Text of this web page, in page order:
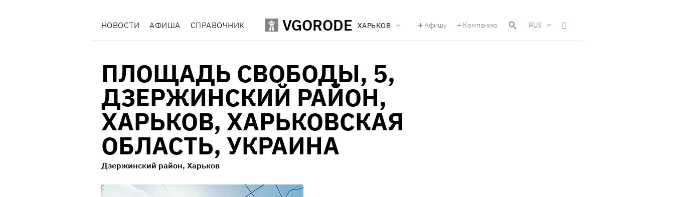
НОВОСТИ АФИША СПРАВОЧНИК VGORODE ХАРЬКОВ Афишу Компанию RUS
ПЛОЩАДЬ СВОБОДЫ, 5,
ДЗЕРЖИНСКИЙ РАЙОН,
ХАРЬКОВ, ХАРЬКОВСКАЯ
ОБЛАСТЬ, УКРАИНА
Дзержинский район, Харьков